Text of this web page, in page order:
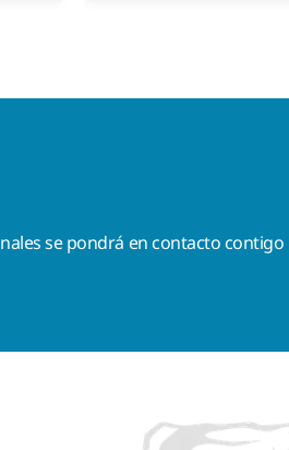
se pondrá en contacto